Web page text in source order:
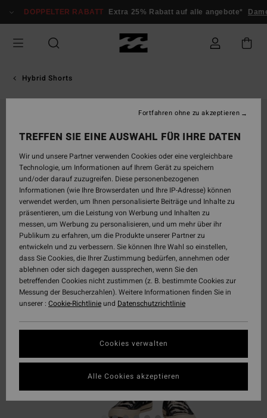
zur
springen
DOPPELTER RABATT Extra 25% Rabatt auf alle angebote*
Hybrid Shorts
TREFFEN SIE EINE AUSWAHL FÜR IHRE DATEN
Wir und unsere Partner verwenden Cookies oder eine vergleichbare
Technologie, um Informationen auf Ihrem Gerät zu speichern
und/oder darauf zuzugreifen. Diese personenbezogenen
Informationen (wie Ihre Browserdaten und Ihre IP-Adresse) können
verwendet werden, um Ihnen personalisierte Beiträge und Inhalte zu
präsentieren, um die Leistung von Werbung und Inhalten zu
messen, um Werbung zu personalisieren, und um mehr über ihr
Publikum zu erfahren, um die Produkte unserer Partner zu
entwickeln und zu verbessern. Sie können Ihre Wahl so einstellen,
dass Sie Cookies, die Ihrer Zustimmung bedürfen, annehmen oder
ablehnen oder sich dagegen aussprechen, wenn Sie den
betreffenden Cookies nicht zustimmen (z. B. bestimmte Cookies zur
Messung der Besucherzahlen). Weitere Informationen finden Sie in
unserer : Cookie-Richtlinieund Datenschutzrichtlinie
Cookies verwalten
Fortfahren ohne zu akzeptieren
Alle Cookies akzeptieren